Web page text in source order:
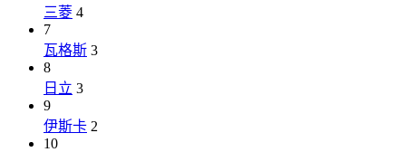
三菱 4
7
瓦格斯 3
8
日立 3
9
伊斯卡 2
10